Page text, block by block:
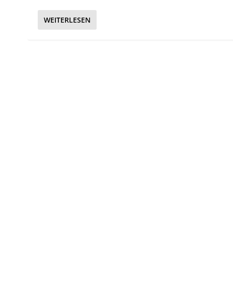
WEITERLESEN